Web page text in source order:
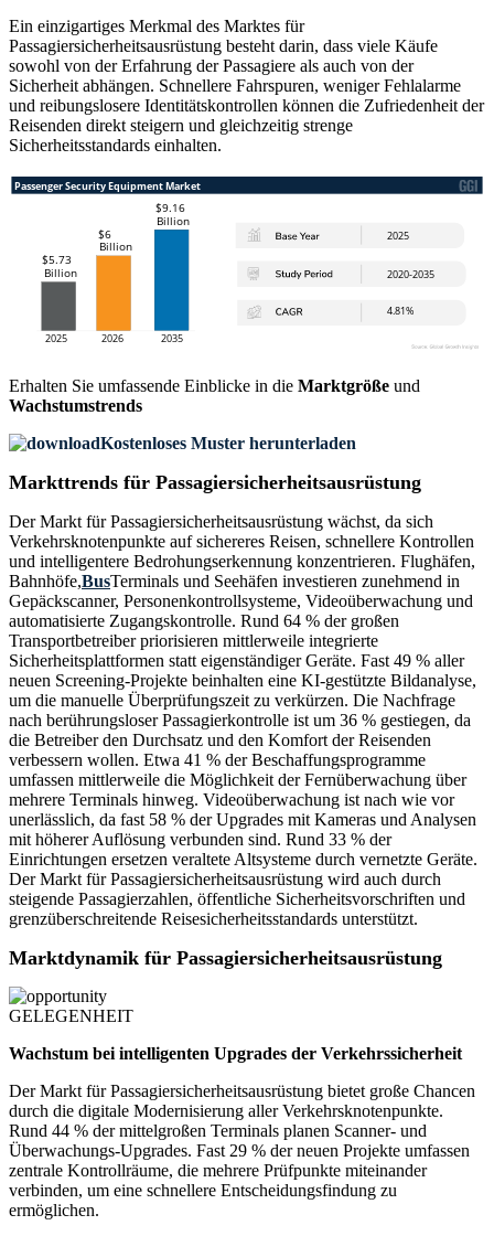
Ein einzigartiges Merkmal des Marktes für
Passagiersicherheitsausrüstung besteht darin, dass viele Käufe
sowohl von der Erfahrung der Passagiere als auch von der
Sicherheit abhängen. Schnellere Fahrspuren, weniger Fehlalarme
und reibungslosere Identitätskontrollen können die Zufriedenheit der
Reisenden direkt steigern und gleichzeitig strenge
Sicherheitsstandards einhalten.
Erhalten Sie umfassende Einblicke in die Marktgröße und
Wachstumstrends
Kostenloses Muster herunterladen
Markttrends für Passagiersicherheitsausrüstung
Der Markt für Passagiersicherheitsausrüstung wächst, da sich
Verkehrsknotenpunkte auf sichereres Reisen, schnellere Kontrollen
und intelligentere Bedrohungserkennung konzentrieren. Flughäfen,
Bahnhöfe,BusTerminals und Seehäfen investieren zunehmend in
Gepäckscanner, Personenkontrollsysteme, Videoüberwachung und
automatisierte Zugangskontrolle. Rund 64 % der großen
Transportbetreiber priorisieren mittlerweile integrierte
Sicherheitsplattformen statt eigenständiger Geräte. Fast 49 % aller
neuen Screening-Projekte beinhalten eine KI-gestützte Bildanalyse,
um die manuelle Überprüfungszeit zu verkürzen. Die Nachfrage
nach berührungsloser Passagierkontrolle ist um 36 % gestiegen, da
die Betreiber den Durchsatz und den Komfort der Reisenden
verbessern wollen. Etwa 41 % der Beschaffungsprogramme
umfassen mittlerweile die Möglichkeit der Fernüberwachung über
mehrere Terminals hinweg. Videoüberwachung ist nach wie vor
unerlässlich, da fast 58 % der Upgrades mit Kameras und Analysen
mit höherer Auflösung verbunden sind. Rund 33 % der
Einrichtungen ersetzen veraltete Altsysteme durch vernetzte Geräte.
Der Markt für Passagiersicherheitsausrüstung wird auch durch
steigende Passagierzahlen, öffentliche Sicherheitsvorschriften und
grenzüberschreitende Reisesicherheitsstandards unterstützt.
Marktdynamik für Passagiersicherheitsausrüstung
GELEGENHEIT
Wachstum bei intelligenten Upgrades der Verkehrssicherheit
Der Markt für Passagiersicherheitsausrüstung bietet große Chancen
durch die digitale Modernisierung aller Verkehrsknotenpunkte.
Rund 44 % der mittelgroßen Terminals planen Scanner- und
Überwachungs-Upgrades. Fast 29 % der neuen Projekte umfassen
zentrale Kontrollräume, die mehrere Prüfpunkte miteinander
verbinden, um eine schnellere Entscheidungsfindung zu
ermöglichen.